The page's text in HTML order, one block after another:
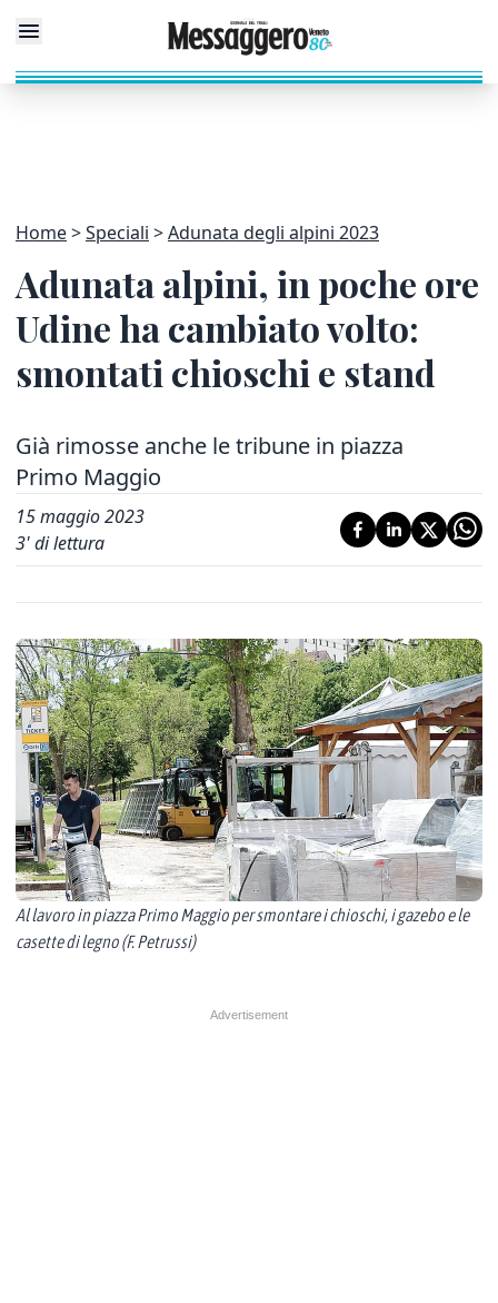
Home Speciali Adunata degli alpini 2023
Adunata alpini, in poche ore
Udine ha cambiato volto:
smontati chioschi e stand
Già rimosse anche le tribune in piazza
Primo Maggio
15 maggio 2023
3' di lettura
Al lavoro in piazza Primo Maggio per smontare i chioschi, i gazebo e le
casette di legno (F. Petrussi)